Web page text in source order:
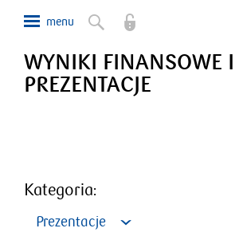
WYNIKI FINANSOWE I
PREZENTACJE
Kategoria:
Prezentacje